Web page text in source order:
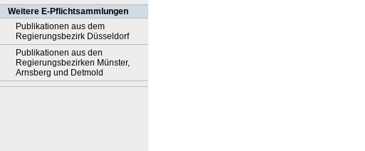
Weitere E-Pflichtsammlungen
Publikationen aus dem
Regierungsbezirk Düsseldorf
Publikationen aus den
Regierungsbezirken Münster,
Arnsberg und Detmold